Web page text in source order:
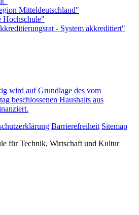
wird auf Grundlage des vom
beschlossenen Haushalts aus
Barrierefreiheit Sitemap
für Technik, Wirtschaft und Kultur